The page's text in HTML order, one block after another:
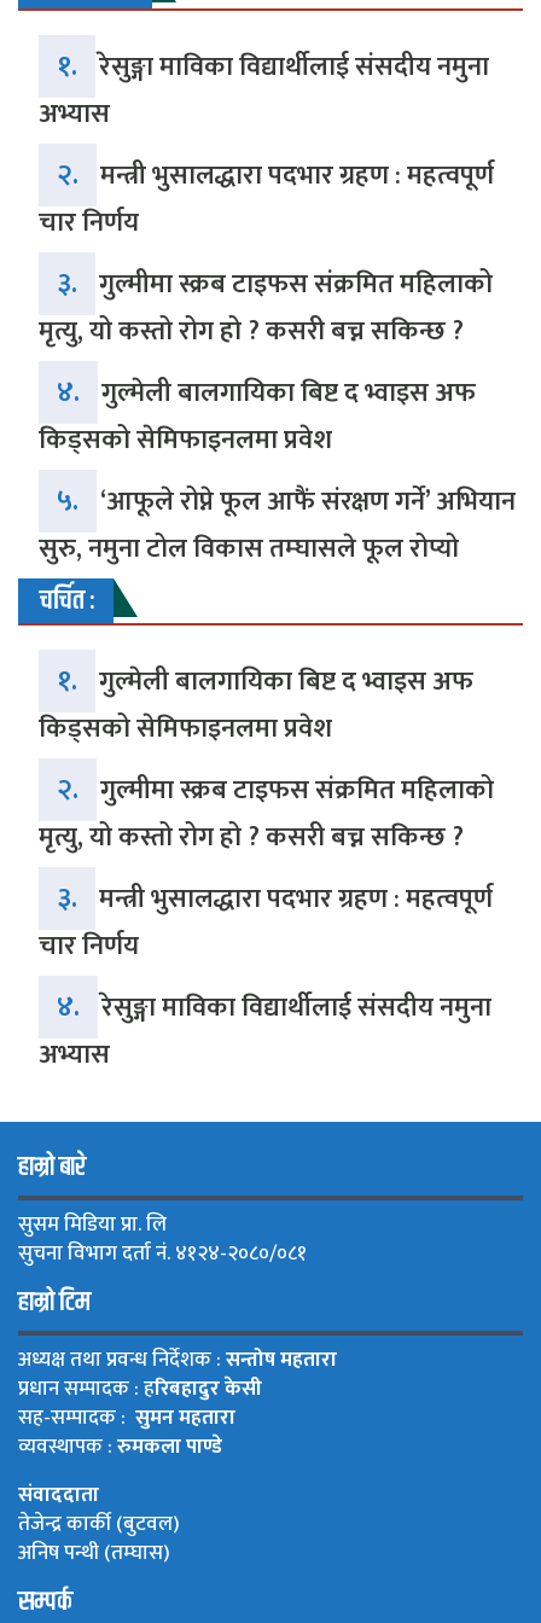
१. रेसुङ्गा माविका विद्यार्थीलाई संसदीय नमुना
अभ्यास
२. मन्त्री भुसालद्धारा पदभार ग्रहण : महत्वपूर्ण
चार निर्णय
३. गुल्मीमा स्क्रब टाइफस संक्रमित महिलाको
मृत्यु, यो कस्तो रोग हो ? कसरी बच्न सकिन्छ ?
४. गुल्मेली बालगायिका बिष्ट द भ्वाइस अफ
किड्सको सेमिफाइनलमा प्रवेश
५. ‘आफूले रोप्ने फूल आफैं संरक्षण गर्ने’ अभियान
सुरु, नमुना टोल विकास तम्घासले फूल रोप्यो
चर्चित :
१. गुल्मेली बालगायिका बिष्ट द भ्वाइस अफ
किड्सको सेमिफाइनलमा प्रवेश
२. गुल्मीमा स्क्रब टाइफस संक्रमित महिलाको
मृत्यु, यो कस्तो रोग हो ? कसरी बच्न सकिन्छ ?
३. मन्त्री भुसालद्धारा पदभार ग्रहण : महत्वपूर्ण
चार निर्णय
४. रेसुङ्गा माविका विद्यार्थीलाई संसदीय नमुना
अभ्यास
हाम्रो बारे
सुसम मिडिया प्रा. लि
सुचना विभाग दर्ता नं. ४१२४-२०८०/०८१
हाम्रो टिम
अध्यक्ष तथा प्रवन्ध निर्देशक :सन्तोष महतारा
प्रधान सम्पादक : हरिबहादुर केसी
सह-सम्पादक : सुमन महतारा
व्यवस्थापक :रुमकला पाण्डे
संवाददाता
तेजेन्द्र कार्की (बुटवल)
अनिष पन्थी (तम्घास)
सम्पर्क